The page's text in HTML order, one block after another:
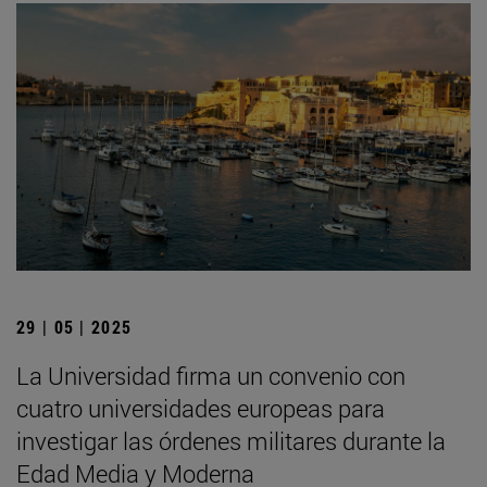
29 | 05 | 2025
La Universidad firma un convenio con
cuatro universidades europeas para
investigar las órdenes militares durante la
Edad Media y Moderna